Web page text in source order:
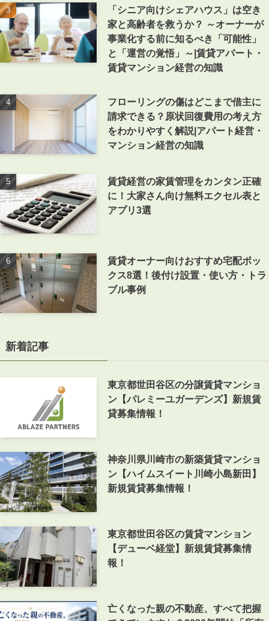
「シニア向けシェアハウス」は空き
家と高齢者を救うか？ ～オーナーが
事業化する前に知るべき「可能性」
と「運営の覚悟」～|賃貸アパート・
賃貸マンション経営の知識
フローリングの傷はどこまで借主に
請求できる？原状回復費用の考え方
をわかりやすく解説|アパート経営・
マンション経営の知識
賃貸経営の家賃管理をカンタン正確
に！大家さん向け無料エクセル表と
アプリ3選
賃貸オーナー向けおすすめ宅配ボッ
クス8選！後付け設置・使い方・トラ
ブル事例
新着記事
東京都世田谷区の分譲賃貸マンショ
ン【パレミーユガーデンズ】新規賃
貸募集情報！
神奈川県川崎市の新築賃貸マンショ
ン【ハイムスイート川崎小島新田】
新規賃貸募集情報！
東京都世田谷区の賃貸マンション
【デューベ経堂】新規賃貸募集情
報！
亡くなった親の不動産、すべて把握